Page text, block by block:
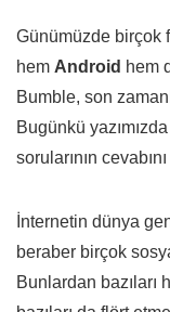
Günümüzde birçok
hem Android hem
Bumble, son
Bugünkü
sorularının
İnternetin dünya
beraber birçok
Bunlardan bazıları